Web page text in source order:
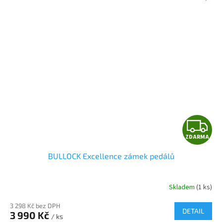
Z
D
R
ZDARMA
BULLOCK Excellence zámek pedálů
Skladem (1 ks)
3 298 Kč bez DPH
3 990 Kč / ks
DETAIL